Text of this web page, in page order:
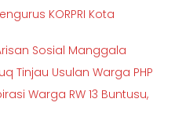
KORPRI Kota
Sosial Manggala
Tinjau Usulan Warga PHP
Warga RW 13 Buntusu,